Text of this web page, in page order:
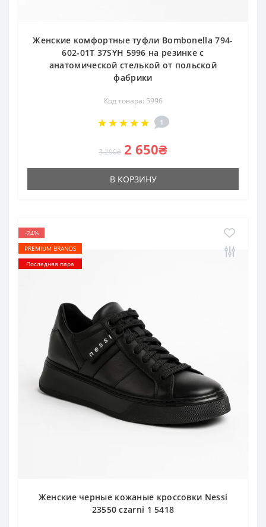
Женские комфортные туфли Bombonella 794-
602-01T 37SYH 5996 на резинке с
анатомической стелькой от польской
фабрики
Код товара: 5996
1
3 290₴ 2 650₴
В КОРЗИНУ
-24%
PREMIUM BRANDS
Последняя пара
Женские черные кожаные кроссовки Nessi
23550 czarni 1 5418